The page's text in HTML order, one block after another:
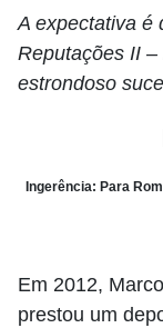
A expectativa é
Reputações II
estrondoso
Ingerência: Para
Em 2012,
prestou um